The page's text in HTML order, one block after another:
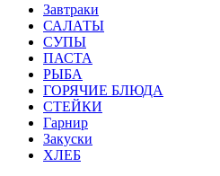
Завтраки
САЛАТЫ
СУПЫ
ПАСТА
РЫБА
ГОРЯЧИЕ БЛЮДА
СТЕЙКИ
Гарнир
Закуски
ХЛЕБ